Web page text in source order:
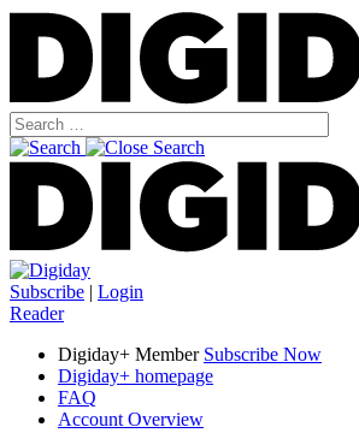
Subscribe | Login
Reader
Digiday+ Member Subscribe Now
Digiday+ homepage
FAQ
Account Overview